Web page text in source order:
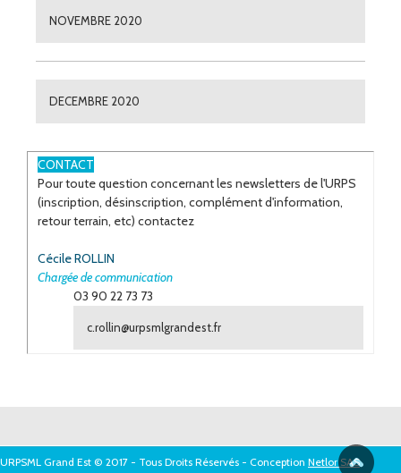
NOVEMBRE 2020
DECEMBRE 2020
CONTACT
Pour toute question concernant les newsletters de l'URPS
(inscription, désinscription, complément d'information,
retour terrain, etc) contactez
Cécile ROLLIN
Chargée de communication
03 90 22 73 73
c.rollin@urpsmlgrandest.fr
URPSML Grand Est © 2017 - Tous Droits Réservés - Conception Netlor SAS